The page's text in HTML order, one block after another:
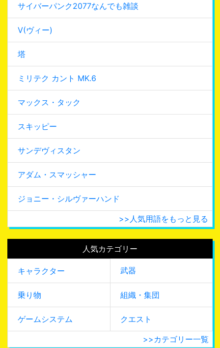
サイバーパンク2077なんでも雑談
V(ヴィー)
塔
ミリテク カント MK.6
マックス・タック
スキッピー
サンデヴィスタン
アダム・スマッシャー
ジョニー・シルヴァーハンド
>>人気用語をもっと見る
人気カテゴリー
キャラクター 武器
乗り物 組織・集団
ゲームシステム クエスト
>>カテゴリー一覧